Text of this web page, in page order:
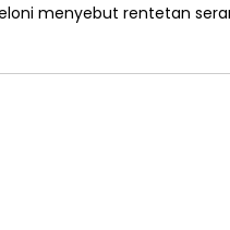
menyebut rentetan